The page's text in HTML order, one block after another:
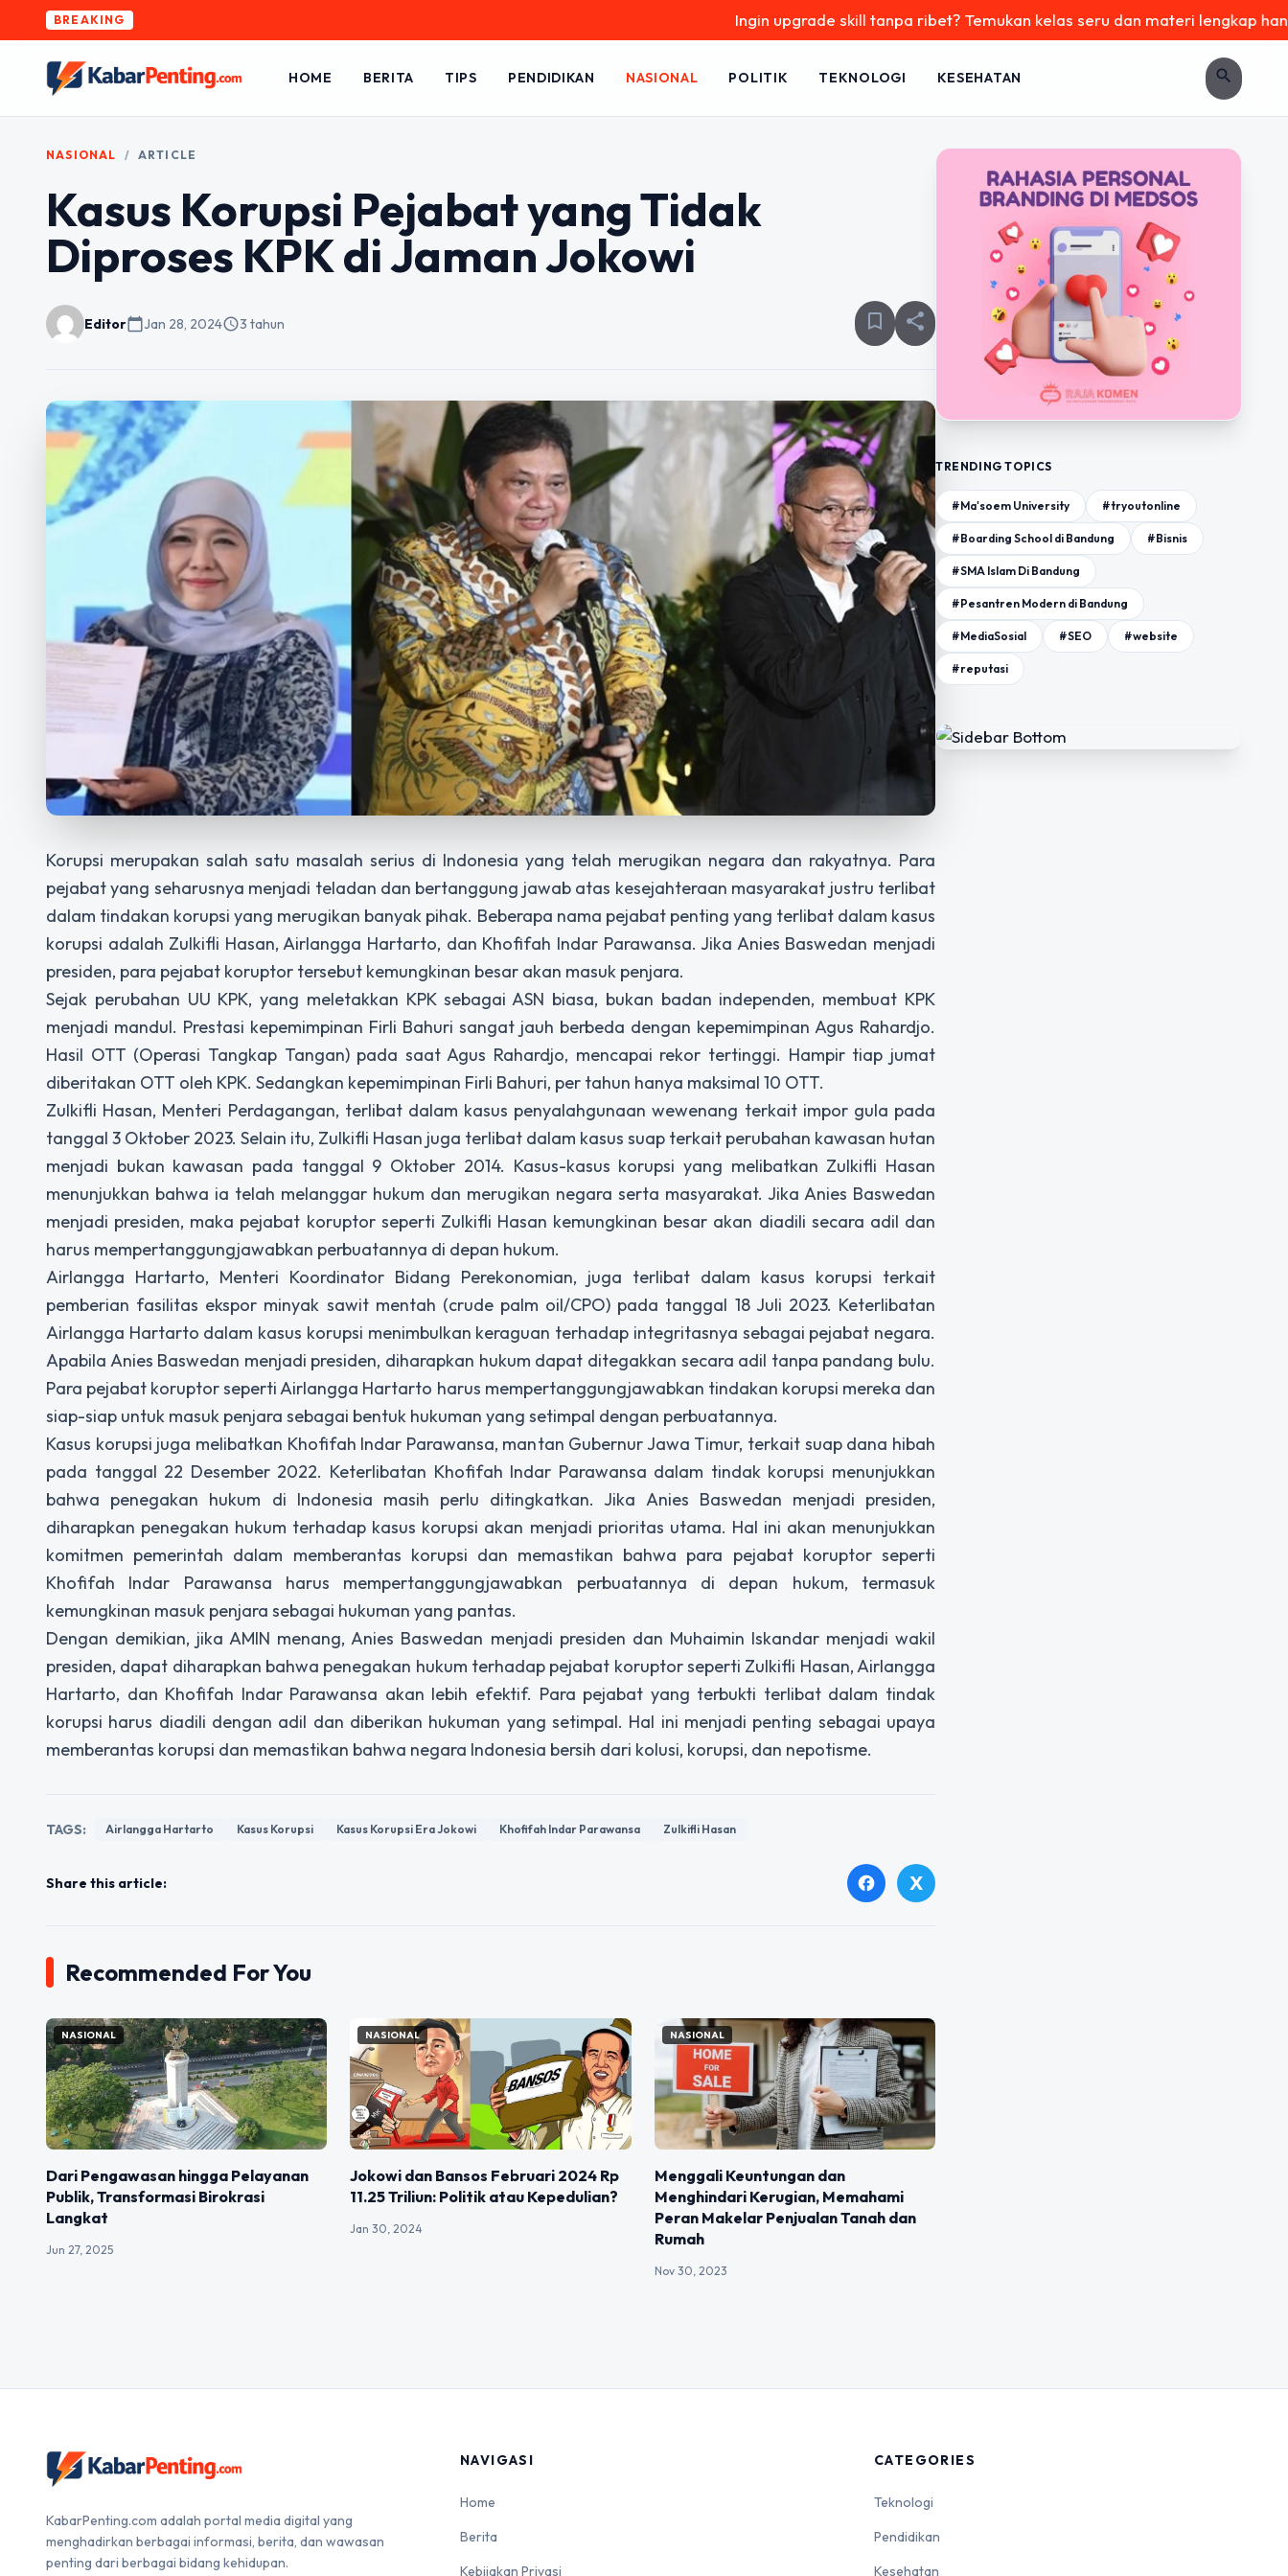
BREAKING Ingin upgrade skill tanpa ribet? Temukan kelas seru dan materi lengkap hanya di
HOME BERITA TIPS PENDIDIKAN NASIONAL POLITIK TEKNOLOGI KESEHATAN search
NASIONAL / ARTICLE
Kasus Korupsi Pejabat yang Tidak
Diproses KPK di Jaman Jokowi
Editorcalendar_todayJan 28, 2024schedule3 tahun bookmark_border share
Korupsi merupakan salah satu masalah serius di Indonesia yang telah merugikan negara dan rakyatnya. Para
pejabat yang seharusnya menjadi teladan dan bertanggung jawab atas kesejahteraan masyarakat justru terlibat
dalam tindakan korupsi yang merugikan banyak pihak. Beberapa nama pejabat penting yang terlibat dalam kasus
korupsi adalah Zulkifli Hasan, Airlangga Hartarto, dan Khofifah Indar Parawansa. Jika Anies Baswedan menjadi
presiden, para pejabat koruptor tersebut kemungkinan besar akan masuk penjara.
Sejak perubahan UU KPK, yang meletakkan KPK sebagai ASN biasa, bukan badan independen, membuat KPK
menjadi mandul. Prestasi kepemimpinan Firli Bahuri sangat jauh berbeda dengan kepemimpinan Agus Rahardjo.
Hasil OTT (Operasi Tangkap Tangan) pada saat Agus Rahardjo, mencapai rekor tertinggi. Hampir tiap jumat
diberitakan OTT oleh KPK. Sedangkan kepemimpinan Firli Bahuri, per tahun hanya maksimal 10 OTT.
Zulkifli Hasan, Menteri Perdagangan, terlibat dalam kasus penyalahgunaan wewenang terkait impor gula pada
tanggal 3 Oktober 2023. Selain itu, Zulkifli Hasan juga terlibat dalam kasus suap terkait perubahan kawasan hutan
menjadi bukan kawasan pada tanggal 9 Oktober 2014. Kasus-kasus korupsi yang melibatkan Zulkifli Hasan
menunjukkan bahwa ia telah melanggar hukum dan merugikan negara serta masyarakat. Jika Anies Baswedan
menjadi presiden, maka pejabat koruptor seperti Zulkifli Hasan kemungkinan besar akan diadili secara adil dan
harus mempertanggungjawabkan perbuatannya di depan hukum.
Airlangga Hartarto, Menteri Koordinator Bidang Perekonomian, juga terlibat dalam kasus korupsi terkait
pemberian fasilitas ekspor minyak sawit mentah (crude palm oil/CPO) pada tanggal 18 Juli 2023. Keterlibatan
Airlangga Hartarto dalam kasus korupsi menimbulkan keraguan terhadap integritasnya sebagai pejabat negara.
Apabila Anies Baswedan menjadi presiden, diharapkan hukum dapat ditegakkan secara adil tanpa pandang bulu.
Para pejabat koruptor seperti Airlangga Hartarto harus mempertanggungjawabkan tindakan korupsi mereka dan
siap-siap untuk masuk penjara sebagai bentuk hukuman yang setimpal dengan perbuatannya.
Kasus korupsi juga melibatkan Khofifah Indar Parawansa, mantan Gubernur Jawa Timur, terkait suap dana hibah
pada tanggal 22 Desember 2022. Keterlibatan Khofifah Indar Parawansa dalam tindak korupsi menunjukkan
bahwa penegakan hukum di Indonesia masih perlu ditingkatkan. Jika Anies Baswedan menjadi presiden,
diharapkan penegakan hukum terhadap kasus korupsi akan menjadi prioritas utama. Hal ini akan menunjukkan
komitmen pemerintah dalam memberantas korupsi dan memastikan bahwa para pejabat koruptor seperti
Khofifah Indar Parawansa harus mempertanggungjawabkan perbuatannya di depan hukum, termasuk
kemungkinan masuk penjara sebagai hukuman yang pantas.
Dengan demikian, jika AMIN menang, Anies Baswedan menjadi presiden dan Muhaimin Iskandar menjadi wakil
presiden, dapat diharapkan bahwa penegakan hukum terhadap pejabat koruptor seperti Zulkifli Hasan, Airlangga
Hartarto, dan Khofifah Indar Parawansa akan lebih efektif. Para pejabat yang terbukti terlibat dalam tindak
korupsi harus diadili dengan adil dan diberikan hukuman yang setimpal. Hal ini menjadi penting sebagai upaya
memberantas korupsi dan memastikan bahwa negara Indonesia bersih dari kolusi, korupsi, dan nepotisme.
TAGS: Airlangga Hartarto Kasus Korupsi Kasus Korupsi Era Jokowi Khofifah Indar Parawansa Zulkifli Hasan
Share this article: facebook X
Recommended For You
NASIONAL
Dari Pengawasan hingga Pelayanan
Publik, Transformasi Birokrasi
Langkat
Jun 27, 2025
NASIONAL
Jokowi dan Bansos Februari 2024 Rp
11.25 Triliun: Politik atau Kepedulian?
Jan 30, 2024
NASIONAL
Menggali Keuntungan dan
Menghindari Kerugian, Memahami
Peran Makelar Penjualan Tanah dan
Rumah
Nov 30, 2023
TRENDING TOPICS
#Ma'soem University #tryoutonline
#Boarding School di Bandung #Bisnis
#SMA Islam Di Bandung
#Pesantren Modern di Bandung
#MediaSosial #SEO #website
#reputasi
KabarPenting.com adalah portal media digital yang
menghadirkan berbagai informasi, berita, dan wawasan
penting dari berbagai bidang kehidupan.
NAVIGASI
Home
Berita
Kebijakan Privasi
CATEGORIES
Teknologi
Pendidikan
Kesehatan